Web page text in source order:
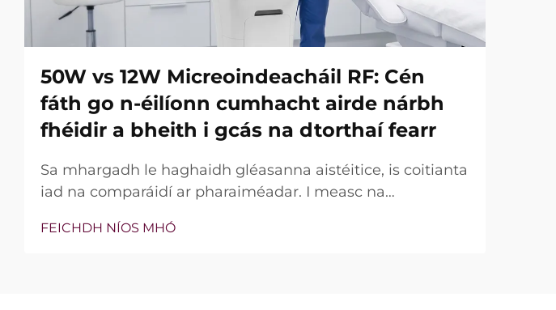
50W vs 12W Micreoindeacháil RF: Cén
fáth go n-éilíonn cumhacht airde nárbh
fhéidir a bheith i gcás na dtorthaí fearr
Sa mhargadh le haghaidh gléasanna aistéitice, is coitianta
iad na comparáidí ar pharaiméadar. I measc na
bhfocal mar phointe táirgeachta tábhachtach. Áfach, ó
FEICHDH NÍOS MHÓ